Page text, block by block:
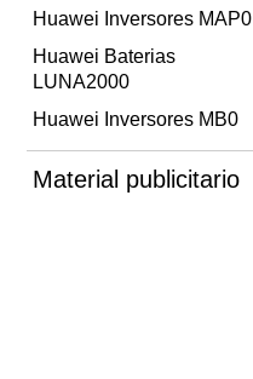
Huawei Inversores MAP0
Huawei Baterias
LUNA2000
Huawei Inversores MB0
Material publicitario